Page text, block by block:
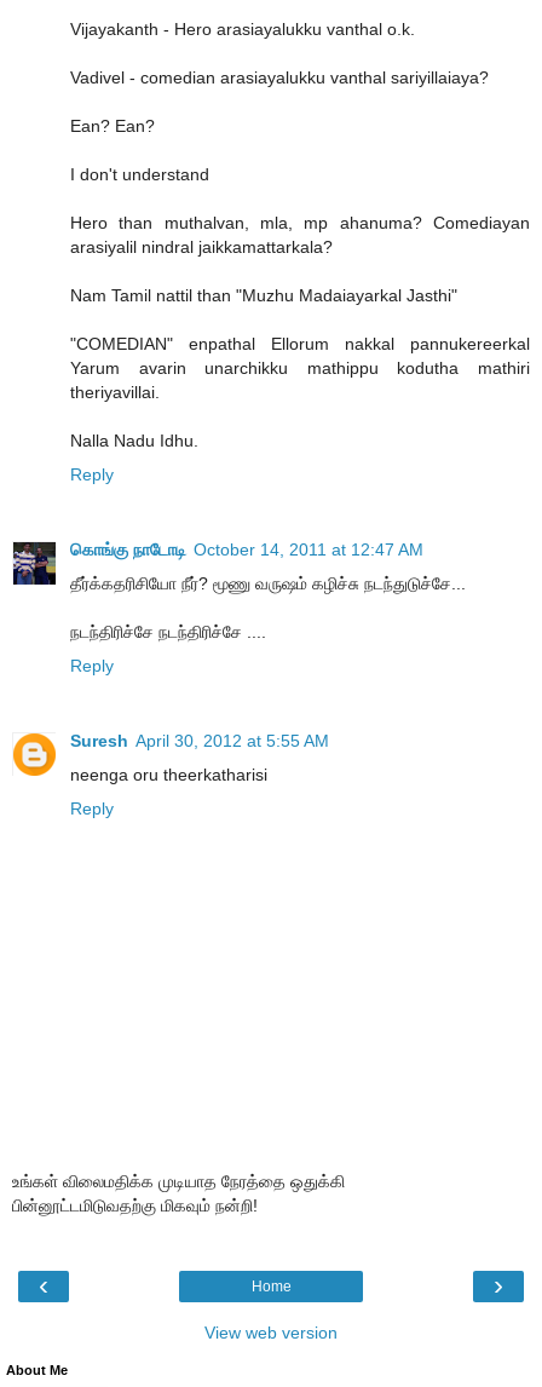
Vijayakanth - Hero arasiayalukku vanthal o.k.
Vadivel - comedian arasiayalukku vanthal sariyillaiaya?
Ean? Ean?
I don't understand
Hero than muthalvan, mla, mp ahanuma? Comediayan
arasiyalil nindral jaikkamattarkala?
Nam Tamil nattil than "Muzhu Madaiayarkal Jasthi"
"COMEDIAN" enpathal Ellorum nakkal pannukereerkal
Yarum avarin unarchikku mathippu kodutha mathiri
theriyavillai.
Nalla Nadu Idhu.
Reply
கொங்கு நாடோடி October 14, 2011 at 12:47 AM
தீர்க்கதரிசியோ நீர்? மூணு வருஷம் கழிச்சு நடந்துடுச்சே...
நடந்திரிச்சே நடந்திரிச்சே ....
Reply
Suresh April 30, 2012 at 5:55 AM
neenga oru theerkatharisi
Reply
உங்கள் விலைமதிக்க முடியாத நேரத்தை ஒதுக்கி
பின்னூட்டமிடுவதற்கு மிகவும் நன்றி!
‹ ›
Home
View web version
About Me